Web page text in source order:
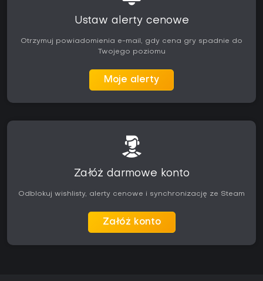
Legendary Edition zawiera całą zawartość dodatkową, w
tym nowych bohaterów i misje, tworząc kompletny pakiet dla
Każdy, kto szuka długiej, jednoosobowej taktycznej gry RPG
z motywami superbohaterskimi i realnym wpływem wyborów
raczej do miłośników strategii niż osób oczekujących
dynamicznej akcji czy elementów wieloosobowych. Aktualna
korzystania z usług na żywo.
Ustaw alerty cenowe
Otrzymuj powiadomienia e-mail, gdy cena gry spadnie do
Twojego poziomu
Moje alerty
Załóż darmowe konto
Odblokuj wishlisty, alerty cenowe i synchronizację ze Steam
Załóż konto